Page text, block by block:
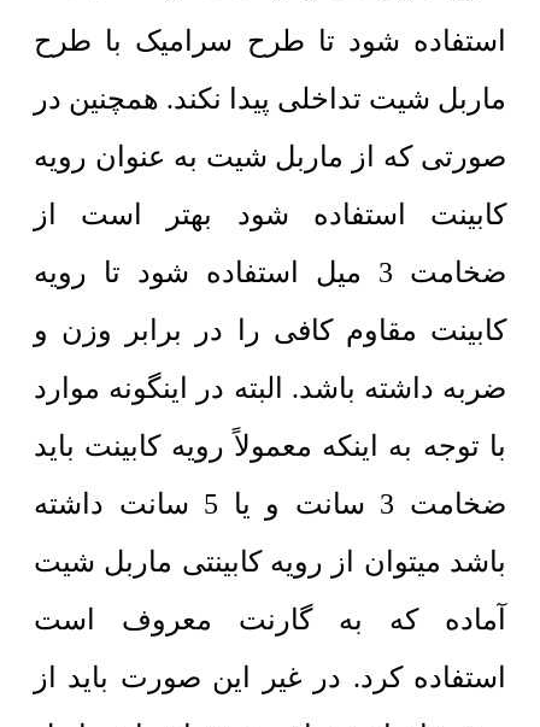
استفاده شود تا طرح سرامیک با طرح
ماربل شیت تداخلی پیدا نکند. همچنین در
صورتی که از ماربل شیت به عنوان رویه
کابینت استفاده شود بهتر است از
ضخامت 3 میل استفاده شود تا رویه
کابینت مقاوم کافی را در برابر وزن و
ضربه داشته باشد. البته در اینگونه موارد
با توجه به اینکه معمولاً رویه کابینت باید
ضخامت 3 سانت و یا 5 سانت داشته
باشد میتوان از رویه کابینتی ماربل شیت
آماده که به گارنت معروف است
استفاده کرد. در غیر این صورت باید از